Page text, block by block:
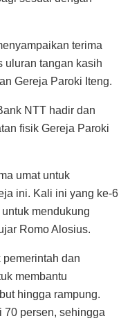
terima
uluran tangan kasih
Gereja Paroki Iteng.
NTT hadir dan
fisik Gereja Paroki
umat untuk
ini. Kali ini yang ke-6
mendukung
Romo Alosius.
pemerintah dan
membantu
hingga rampung.
70 persen, sehingga